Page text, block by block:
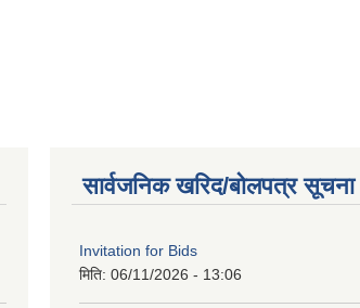
सार्वजनिक खरिद/बोलपत्र सूचना
Invitation for Bids
मिति: 06/11/2026 - 13:06